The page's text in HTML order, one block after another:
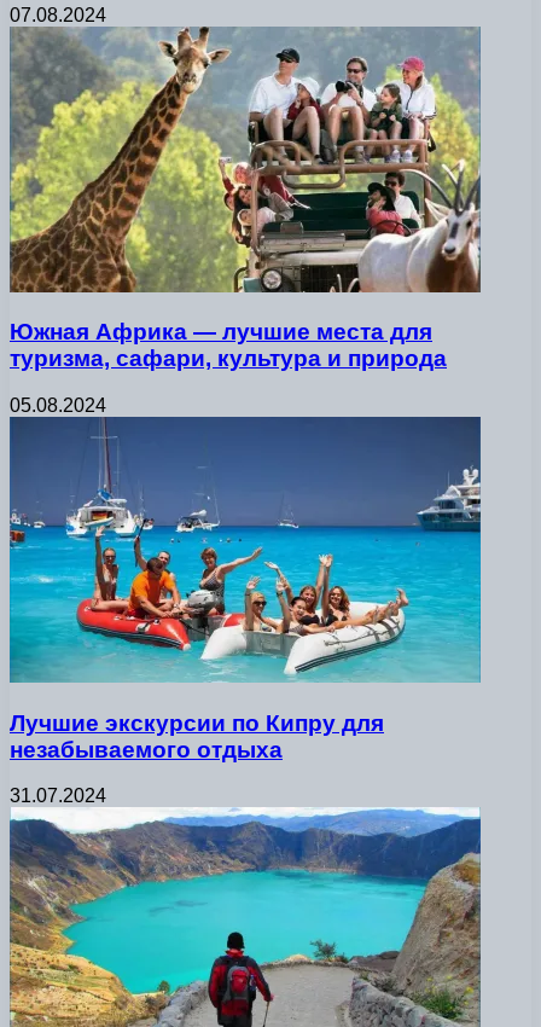
07.08.2024
Южная Африка — лучшие места для
туризма, сафари, культура и природа
05.08.2024
Лучшие экскурсии по Кипру для
незабываемого отдыха
31.07.2024